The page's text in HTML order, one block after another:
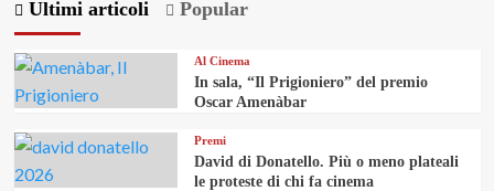
Ultimi articoli Popular
Al Cinema
In sala, “Il Prigioniero” del premio
Oscar Amenàbar
Premi
David di Donatello. Più o meno plateali
le proteste di chi fa cinema